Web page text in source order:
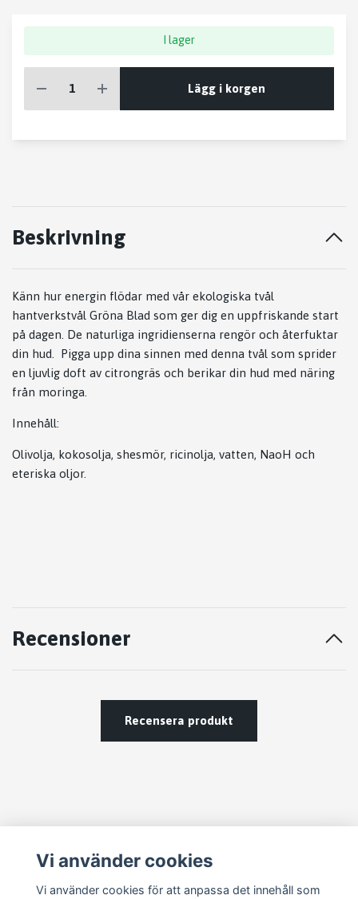
I lager
Lägg i korgen
Beskrivning
Känn hur energin flödar med vår ekologiska tvål
hantverkstvål Gröna Blad som ger dig en uppfriskande start
på dagen. De naturliga ingridienserna rengör och återfuktar
din hud. Pigga upp dina sinnen med denna tvål som sprider
en ljuvlig doft av citrongräs och berikar din hud med näring
från moringa.
Innehåll:
Olivolja, kokosolja, shesmör, ricinolja, vatten, NaoH och
eteriska oljor.
Recensioner
Recensera produkt
Läs mer
Köpvillkor
Vi använder cookies
Vi använder cookies för att anpassa det innehåll som